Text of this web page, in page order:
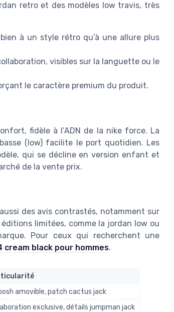
retro et des modèles low travis, très
à un style rétro qu’à une allure plus
visibles sur la languette ou le
le caractère premium du produit.
fidèle à l’ADN de la nike force. La
(low) facilite le port quotidien. Les
qui se décline en version enfant et
de la vente prix.
des avis contrastés, notamment sur
limitées, comme la jordan low ou
Pour ceux qui recherchent une
cream black pour hommes.
amovible, patch cactus jack
exclusive, détails jumpman jack